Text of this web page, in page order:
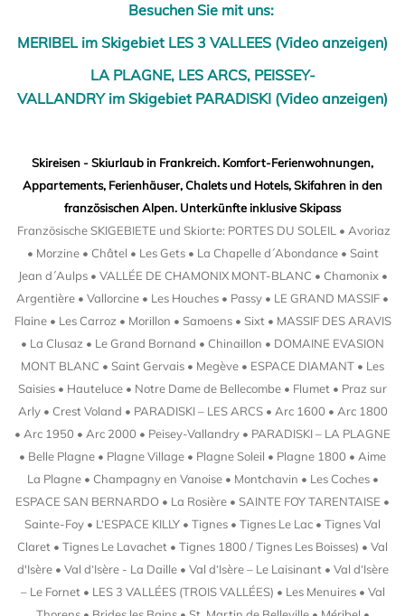
Besuchen Sie mit uns:
MERIBEL im Skigebiet LES 3 VALLEES (Video anzeigen)
LA PLAGNE, LES ARCS, PEISSEY-
VALLANDRY im Skigebiet PARADISKI (Video anzeigen)
Skireisen - Skiurlaub in Frankreich. Komfort-Ferienwohnungen,
Appartements, Ferienhäuser, Chalets und Hotels, Skifahren in den
französischen Alpen. Unterkünfte inklusive Skipass
Französische SKIGEBIETE und Skiorte: PORTES DU SOLEIL • Avoriaz
• Morzine • Châtel • Les Gets • La Chapelle d´Abondance • Saint
Jean d´Aulps • VALLÉE DE CHAMONIX MONT-BLANC • Chamonix •
Argentière • Vallorcine • Les Houches • Passy • LE GRAND MASSIF •
Flaine • Les Carroz • Morillon • Samoens • Sixt • MASSIF DES ARAVIS
• La Clusaz • Le Grand Bornand • Chinaillon • DOMAINE EVASION
MONT BLANC • Saint Gervais • Megève • ESPACE DIAMANT • Les
Saisies • Hauteluce • Notre Dame de Bellecombe • Flumet • Praz sur
Arly • Crest Voland • PARADISKI – LES ARCS • Arc 1600 • Arc 1800
• Arc 1950 • Arc 2000 • Peisey-Vallandry • PARADISKI – LA PLAGNE
• Belle Plagne • Plagne Village • Plagne Soleil • Plagne 1800 • Aime
La Plagne • Champagny en Vanoise • Montchavin • Les Coches •
ESPACE SAN BERNARDO • La Rosière • SAINTE FOY TARENTAISE •
Sainte-Foy • L‘ESPACE KILLY • Tignes • Tignes Le Lac • Tignes Val
Claret • Tignes Le Lavachet • Tignes 1800 / Tignes Les Boisses) • Val
d'Isère • Val d‘Isère - La Daille • Val d‘Isère – Le Laisinant • Val d‘Isère
– Le Fornet • LES 3 VALLÉES (TROIS VALLÉES) • Les Menuires • Val